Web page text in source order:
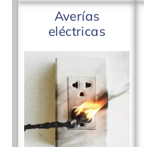
Averías
eléctricas